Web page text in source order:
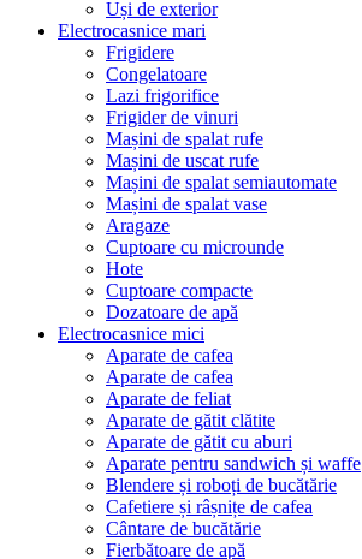
Uși de exterior
Electrocasnice mari
Frigidere
Congelatoare
Lazi frigorifice
Frigider de vinuri
Mașini de spalat rufe
Mașini de uscat rufe
Mașini de spalat semiautomate
Mașini de spalat vase
Aragaze
Cuptoare cu microunde
Hote
Cuptoare compacte
Dozatoare de aрă
Electrocasnice mici
Aparate de cafea
Aparate de cafea
Aparate de feliat
Aparate de gătit clătite
Aparate de gătit cu aburi
Aparate pentru sandwich și waffe
Blendere și roboți de bucătărie
Cafetiere și râșnițe de cafea
Cântare de bucătărie
Fierbătoare de apă